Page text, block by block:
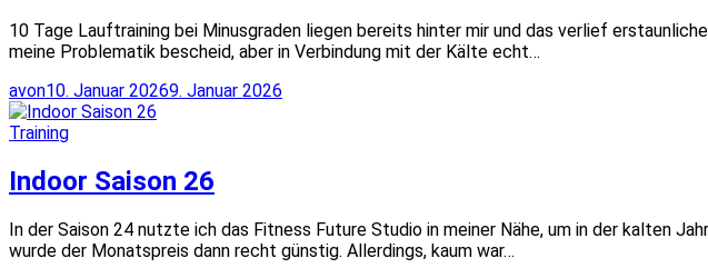
10 Tage Lauftraining bei Minusgraden liegen bereits hinter mir und das verlief
meine Problematik bescheid, aber in Verbindung mit der Kälte echt…
avon10. Januar 20269. Januar 2026
Training
Indoor Saison 26
In der Saison 24 nutzte ich das Fitness Future Studio in meiner Nähe, um in der kalten
wurde der Monatspreis dann recht günstig. Allerdings, kaum war…